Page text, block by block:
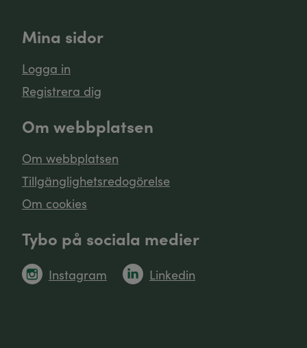
Mina sidor
Logga in
Registrera dig
Om webbplatsen
Om webbplatsen
Tillgänglighetsredogörelse
Om cookies
Tybo på sociala medier
Instagram Linkedin